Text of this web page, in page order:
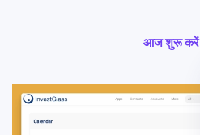
आज शुरू करें